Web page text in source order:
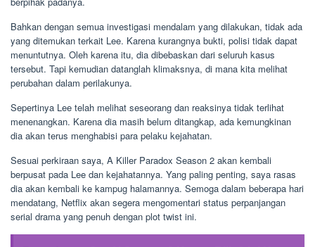
Bahkan dengan semua investigasi mendalam yang dilakukan, tidak ada
yang ditemukan terkait Lee. Karena kurangnya bukti, polisi tidak dapat
menuntutnya. Oleh karena itu, dia dibebaskan dari seluruh kasus
tersebut. Tapi kemudian datanglah klimaksnya, di mana kita melihat
perubahan dalam perilakunya.
Sepertinya Lee telah melihat seseorang dan reaksinya tidak terlihat
menenangkan. Karena dia masih belum ditangkap, ada kemungkinan
dia akan terus menghabisi para pelaku kejahatan.
Sesuai perkiraan saya, A Killer Paradox Season 2 akan kembali
berpusat pada Lee dan kejahatannya. Yang paling penting, saya rasas
dia akan kembali ke kampug halamannya. Semoga dalam beberapa hari
mendatang, Netflix akan segera mengomentari status perpanjangan
serial drama yang penuh dengan plot twist ini.